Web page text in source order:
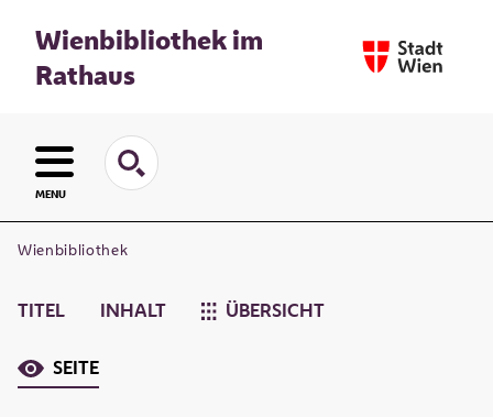
Wienbibliothek im
Rathaus
MENU
Wienbibliothek
TITEL INHALT ÜBERSICHT
SEITE